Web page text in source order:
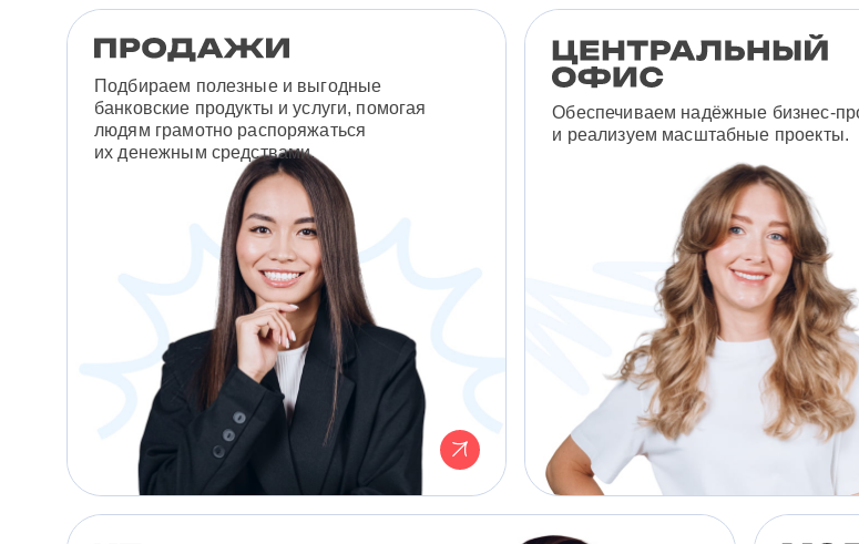
Подбираем полезные и выгодные
банковские продукты и услуги, помогая
людям грамотно распоряжаться
их денежным средствами.
Обеспечиваем надёжные бизнес-
и реализуем масштабные проекты.